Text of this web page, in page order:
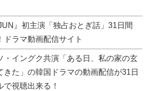
』初主演「独占おとぎ話」31日間
ドラマ動画配信サイト
イングク共演「ある日、私の家の玄
きた」の韓国ドラマの動画配信が31日
で視聴出来る！